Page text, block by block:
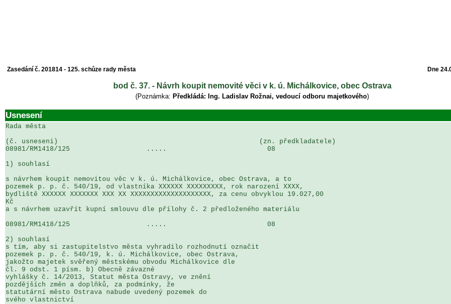
Zasedání č. 201814 - 125. schůze rady města Dne
bod č. 37. - Návrh koupit nemovité věci v k. ú. Michálkovice, obec Ostrava
(Poznámka: Předkládá: Ing. Ladislav Rožnai, vedoucí odboru majetkového)
Usnesení
Rada města
(č. usneseni)                                                  (zn. předkladatele)
08981/RM1418/125                   .....                         08
1) souhlasí
s návrhem koupit nemovitou věc v k. ú. Michálkovice, obec Ostrava, a to
pozemek p. p. č. 540/19, od vlastníka XXXXXX XXXXXXXXX, rok narození XXXX,
bydliště XXXXXX XXXXXXX XXX XX XXXXXXXXXXXXXXXXXXXX, za cenu obvyklou 19.027,00
Kč
a s návrhem uzavřít kupní smlouvu dle přílohy č. 2 předloženého materiálu
08981/RM1418/125                   .....                         08
2) souhlasí
s tím, aby si zastupitelstvo města vyhradilo rozhodnutí označit
pozemek p. p. č. 540/19, k. ú. Michálkovice, obec Ostrava,
jakožto majetek svěřený městskému obvodu Michálkovice dle
čl. 9 odst. 1 písm. b) Obecně závazné
vyhlášky č. 14/2013, Statut města Ostravy, ve znění
pozdějších změn a doplňků, za podmínky, že
statutární město Ostrava nabude uvedený pozemek do
svého vlastnictví